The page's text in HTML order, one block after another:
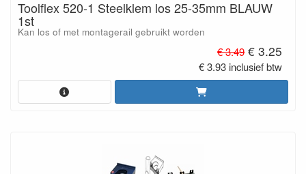
Toolflex 520-1 Steelklem los 25-35mm BLAUW
1st
Kan los of met montagerail gebruikt worden
€ 3.49€ 3.25
€ 3.93 inclusief btw